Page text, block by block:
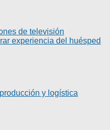
de televisión
experiencia del huésped
y logística